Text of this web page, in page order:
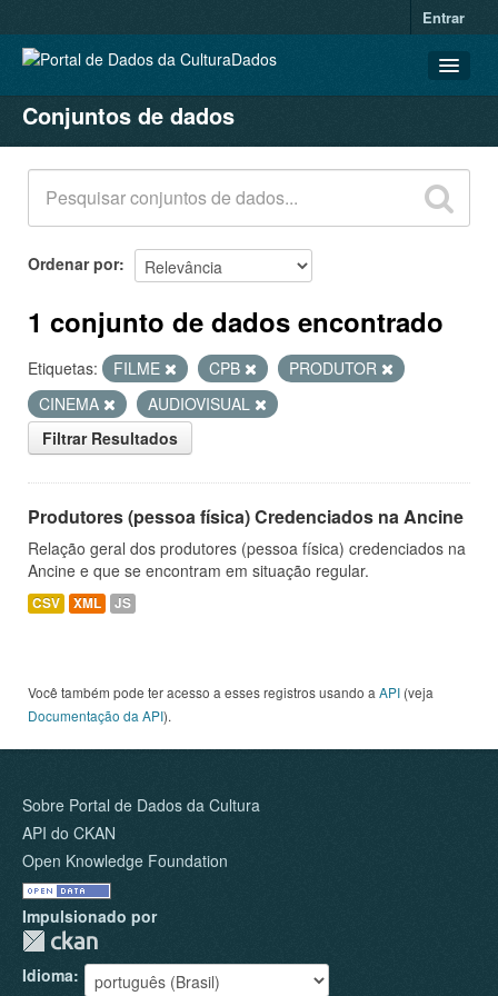
Entrar
CONJUNTOS DE DADOS
ORGANIZAÇÕES
GRUPOS
SOBRE
Conjuntos de dados
Ordenar por
1 conjunto de dados encontrado
Etiquetas: FILME CPB
PRODUTOR
CINEMA
AUDIOVISUAL
Filtrar Resultados
Produtores (pessoa física) Credenciados na Ancine
Relação geral dos produtores (pessoa física) credenciados na
Ancine e que se encontram em situação regular.
CSV XML JS
Você também pode ter acesso a esses registros usando a API (veja
Documentação da API).
Sobre Portal de Dados da Cultura
API do CKAN
Open Knowledge Foundation
Impulsionado por
Idioma